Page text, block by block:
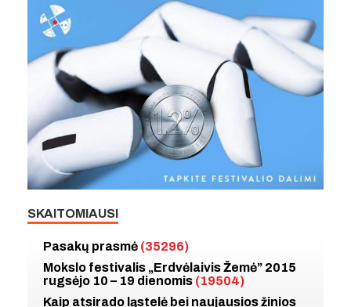
SKAITOMIAUSI
Pasakų prasmė (35296)
Mokslo festivalis „Erdvėlaivis Žemė” 2015
rugsėjo 10 – 19 dienomis (19504)
Kaip atsirado ląstelė bei naujausios žinios